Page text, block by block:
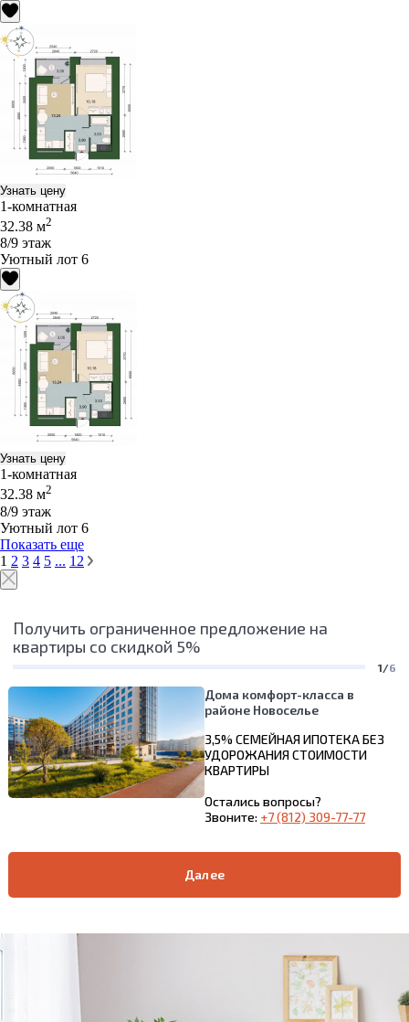
Узнать цену
1-комнатная
32.38 м2
8/9 этаж
Уютный лот 6
Узнать цену
1-комнатная
32.38 м2
8/9 этаж
Уютный лот 6
Показать еще
1 2 3 4 5 ... 12
Получить ограниченное предложение на
квартиры со скидкой 5%
1/6
Дома комфорт-класса в
районе Новоселье
3,5% СЕМЕЙНАЯ ИПОТЕКА БЕЗ
УДОРОЖАНИЯ СТОИМОСТИ
КВАРТИРЫ
Остались вопросы?
Звоните: +7 (812) 309-77-77